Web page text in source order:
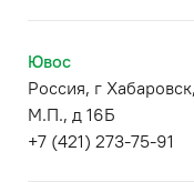
Ювос
Россия, г
М.П., д 16Б
+7 (421) 273-75-91